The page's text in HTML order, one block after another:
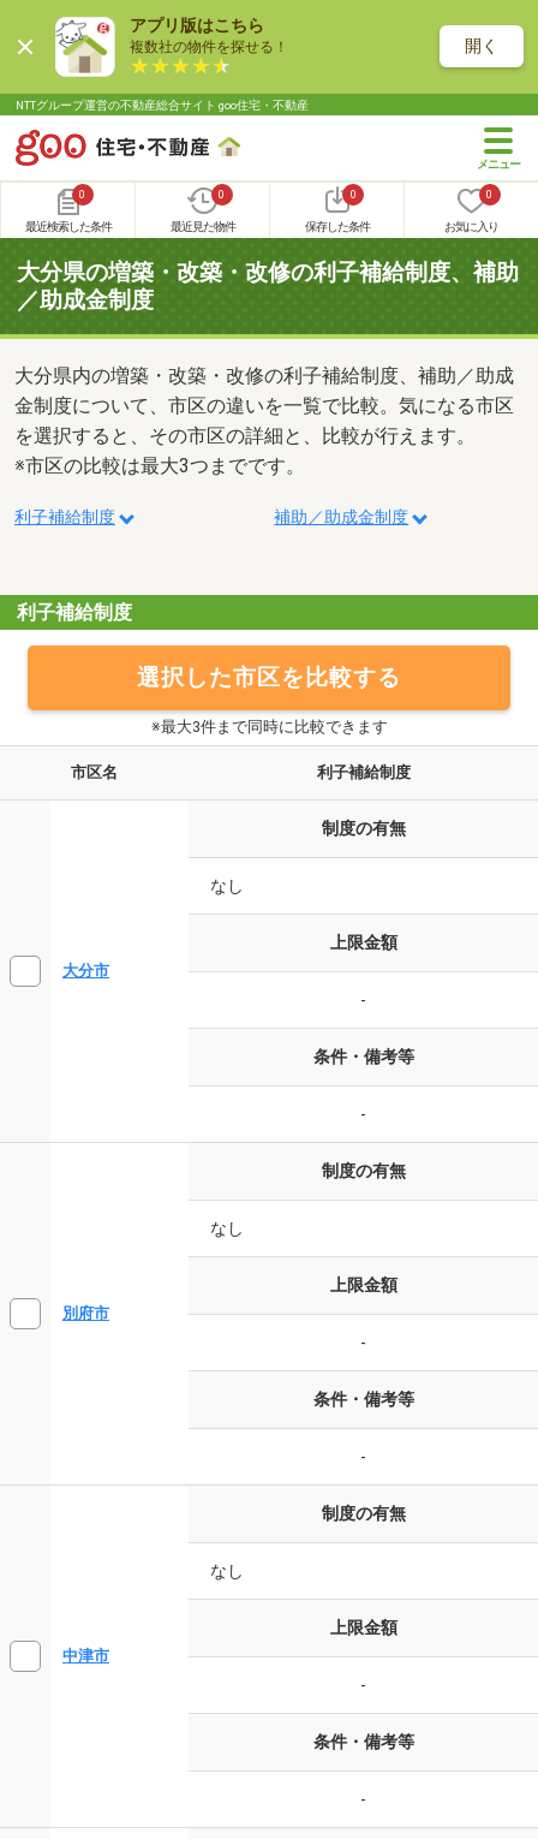
アプリ版はこちら
複数社の物件を探せる！ 開く
NTTグループ運営の不動産総合サイト goo住宅・不動産
0
最近検索した条件
0
最近見た物件
0
保存した条件
0
お気に入り
大分県の増築・改築・改修の利子補給制度、補助
／助成金制度
大分県内の増築・改築・改修の利子補給制度、補助／助成
金制度について、市区の違いを一覧で比較。気になる市区
を選択すると、その市区の詳細と、比較が行えます。
※市区の比較は最大3つまでです。
利子補給制度 補助／助成金制度
利子補給制度
選択した市区を比較する
※最大3件まで同時に比較できます
市区名 利子補給制度
大分市
制度の有無
なし
上限金額
-
条件・備考等
-
別府市
制度の有無
なし
上限金額
-
条件・備考等
-
中津市
制度の有無
なし
上限金額
-
条件・備考等
-